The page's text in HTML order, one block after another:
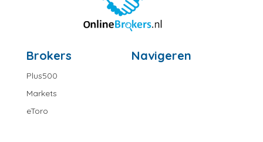
Brokers
Plus500
Markets
eToro
Navigeren